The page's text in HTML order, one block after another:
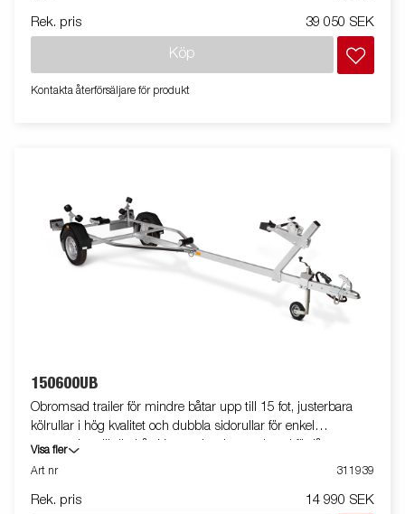
säkerhetsvajer för användning vid transport. Båttrailern på
Rek. pris 39 050 SEK
Köp
Kontakta återförsäljare för produkt
150600UB
Obromsad trailer för mindre båtar upp till 15 fot, justerbara
kölrullar i hög kvalitet och dubbla sidorullar för enkel
anpassning till din båt. Varmgalvaniserat chassi för lång
hållbarhet. Elen är helt skyddad i båttrailerns chassi. Vattentäta
lampor som inte behöver tas bort vid av- och pålastning av din
Visa fler
Art nr
311939
Rek. pris 14 990 SEK